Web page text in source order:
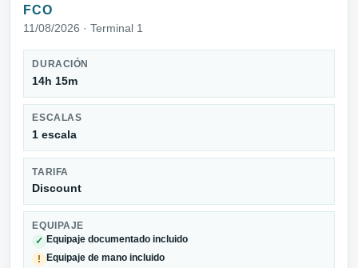
FCO
11/08/2026 · Terminal 1
DURACIÓN
14h 15m
ESCALAS
1 escala
TARIFA
Discount
EQUIPAJE
✓ Equipaje documentado incluido
! Equipaje de mano incluido